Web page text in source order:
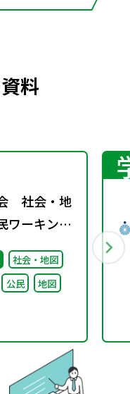
料
社会・地
ワーキング
付資料
社会・地図
公民 地図